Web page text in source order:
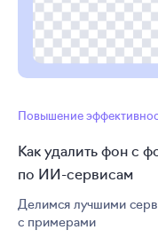
Повышение
Как удалить фон с
по ИИ-сервисам
Делимся лучшими
с примерами